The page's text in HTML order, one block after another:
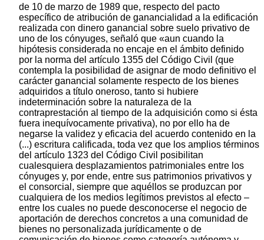
de 10 de marzo de 1989 que, respecto del pacto
específico de atribución de ganancialidad a la edificación
realizada con dinero ganancial sobre suelo privativo de
uno de los cónyuges, señaló que «aun cuando la
hipótesis considerada no encaje en el ámbito definido
por la norma del artículo 1355 del Código Civil (que
contempla la posibilidad de asignar de modo definitivo el
carácter ganancial solamente respecto de los bienes
adquiridos a título oneroso, tanto si hubiere
indeterminación sobre la naturaleza de la
contraprestación al tiempo de la adquisición como si ésta
fuera inequívocamente privativa), no por ello ha de
negarse la validez y eficacia del acuerdo contenido en la
(...) escritura calificada, toda vez que los amplios términos
del artículo 1323 del Código Civil posibilitan
cualesquiera desplazamientos patrimoniales entre los
cónyuges y, por ende, entre sus patrimonios privativos y
el consorcial, siempre que aquéllos se produzcan por
cualquiera de los medios legítimos previstos al efecto –
entre los cuales no puede desconocerse el negocio de
aportación de derechos concretos a una comunidad de
bienes no personalizada jurídicamente o de